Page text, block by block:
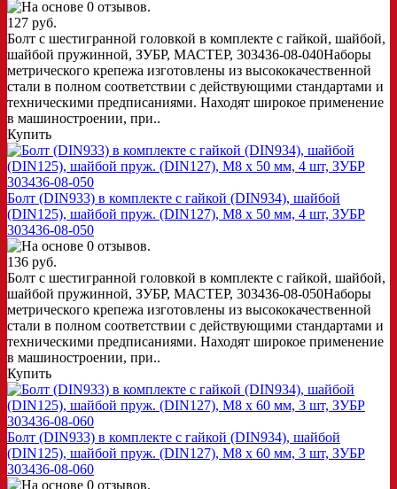
127 руб.
Болт с шестигранной головкой в комплекте с гайкой, шайбой,
шайбой пружинной, ЗУБР, МАСТЕР, 303436-08-040Наборы
метрического крепежа изготовлены из высококачественной
стали в полном соответствии с действующими стандартами и
техническими предписаниями. Находят широкое применение
в машиностроении, при..
Купить
Болт (DIN933) в комплекте с гайкой (DIN934), шайбой
(DIN125), шайбой пруж. (DIN127), M8 x 50 мм, 4 шт, ЗУБР
303436-08-050
136 руб.
Болт с шестигранной головкой в комплекте с гайкой, шайбой,
шайбой пружинной, ЗУБР, МАСТЕР, 303436-08-050Наборы
метрического крепежа изготовлены из высококачественной
стали в полном соответствии с действующими стандартами и
техническими предписаниями. Находят широкое применение
в машиностроении, при..
Купить
Болт (DIN933) в комплекте с гайкой (DIN934), шайбой
(DIN125), шайбой пруж. (DIN127), M8 x 60 мм, 3 шт, ЗУБР
303436-08-060